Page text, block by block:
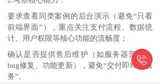
要求查看同类案例的后台演示（避免“只看
前端界面”），重点关注支付流程、数据统
计、用户权限等核心功能的流畅度；
确认是否提供售后维护（如服务器部署、
bug修复、功能更新），避免“交付即终止服
务”。
